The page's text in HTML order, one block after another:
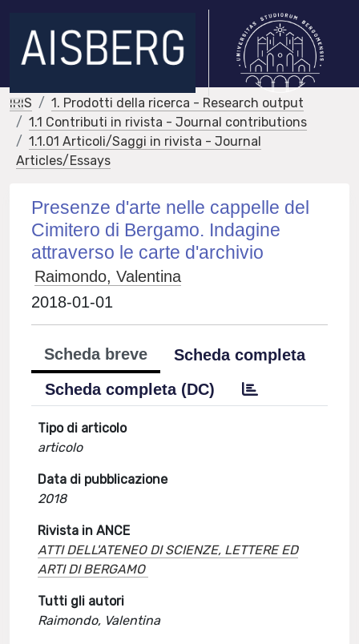
IRIS
1. Prodotti della ricerca - Research output
1.1 Contributi in rivista - Journal contributions
1.1.01 Articoli/Saggi in rivista - Journal
Articles/Essays
Presenze d'arte nelle cappelle del
Cimitero di Bergamo. Indagine
attraverso le carte d'archivio
Raimondo, Valentina
2018-01-01
Scheda breve
Scheda completa
Scheda completa (DC)
Tipo di articolo
articolo
Data di pubblicazione
2018
Rivista in ANCE
ATTI DELL'ATENEO DI SCIENZE, LETTERE ED
ARTI DI BERGAMO
Tutti gli autori
Raimondo, Valentina